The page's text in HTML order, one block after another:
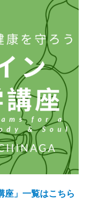
座」一覧はこちら